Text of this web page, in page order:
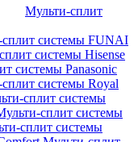
Мульти-сплит
системы FUNAI
системы Hisense
системы Panasonic
системы Royal
сплит системы
сплит системы
сплит системы